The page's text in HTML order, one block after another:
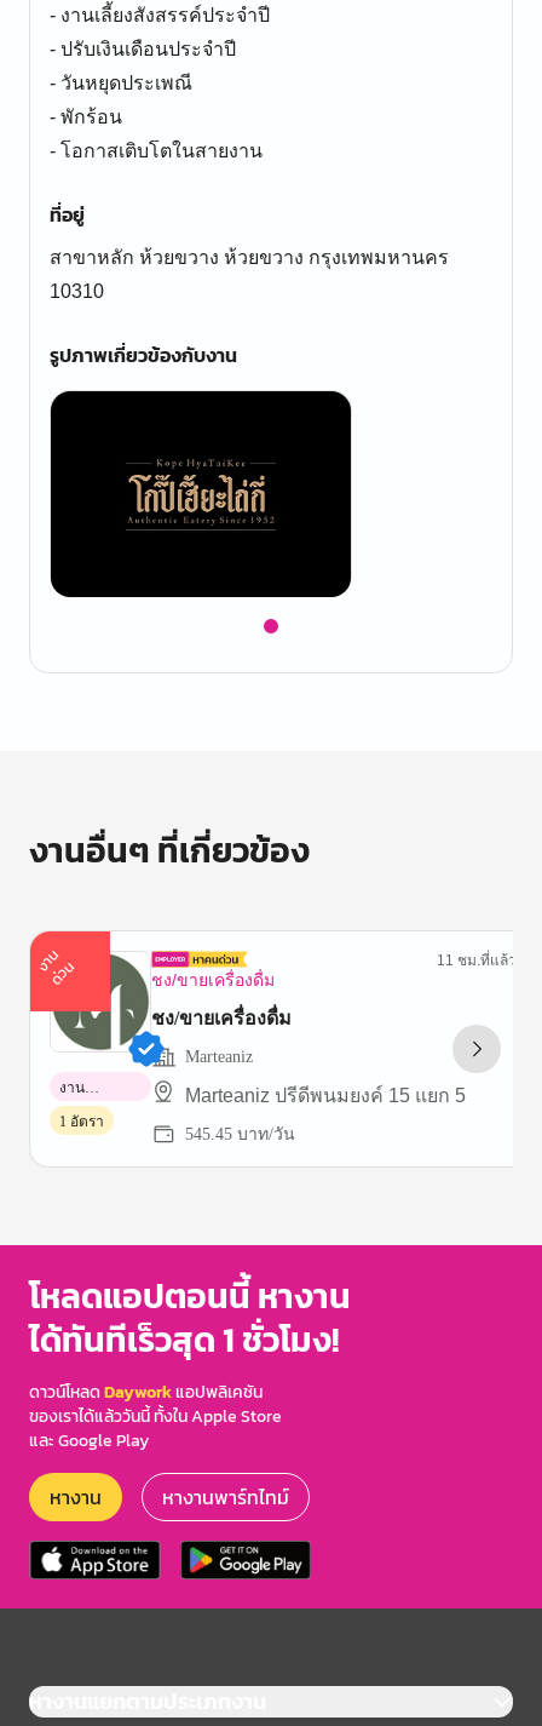
- งานเลี้ยงสังสรรค์ประจำปี
- ปรับเงินเดือนประจำปี
- วันหยุดประเพณี
- พักร้อน
- โอกาสเติบโตในสายงาน
ที่อยู่
สาขาหลัก ห้วยขวาง ห้วยขวาง กรุงเทพมหานคร
10310
รูปภาพเกี่ยวข้องกับงาน
งานอื่นๆ ที่เกี่ยวข้อง
ง
า
น
ด่
ว
น ชง/ขายเครื่องดื่ม
11 ชม.ที่แล้ว
ชง/ขายเครื่องดื่ม
Marteaniz
Marteaniz ปรีดีพนมยงค์ 15 แยก 5
545.45 บาท/วัน
งาน
พาร์ทไทม์
1 อัตรา
of
โหลดแอปตอนนี้ หางาน
ได้ทันทีเร็วสุด 1 ชั่วโมง!
ดาวน์โหลดDayworkแอปพลิเคชัน
ของเราได้แล้ววันนี้ ทั้งใน Apple Store
และ Google Play
หางาน หางานพาร์ทไทม์
หางานแยกตามประเภทงาน